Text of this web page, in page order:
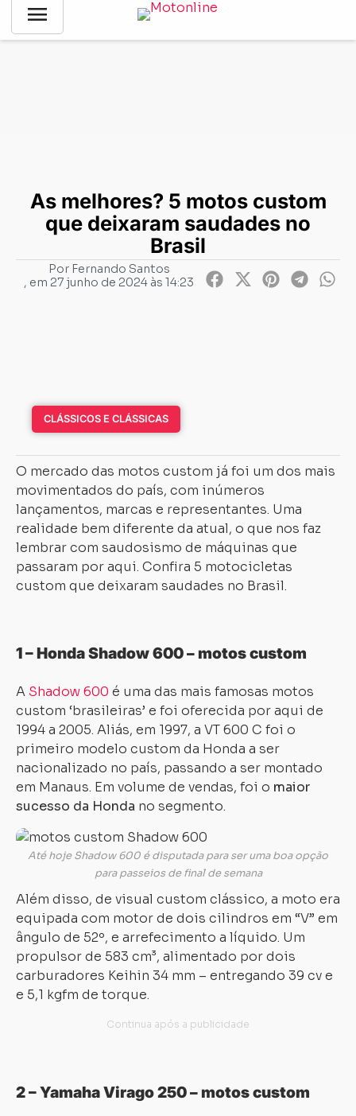
menu
Notícias Clássicos e clássicas -As melhores? 5 motos
As melhores? 5 motos custom
que deixaram saudades no
Brasil
PorFernando Santos
, em 27 junho de 2024 às 14:23
CLÁSSICOS E CLÁSSICAS
O mercado das motos custom já foi um dos mais
movimentados do país, com inúmeros
lançamentos, marcas e representantes. Uma
realidade bem diferente da atual, o que nos faz
lembrar com saudosismo de máquinas que
passaram por aqui. Confira 5 motocicletas
custom que deixaram saudades no Brasil.
1 – Honda Shadow 600 – motos custom
A Shadow 600 é uma das mais famosas motos
custom ‘brasileiras’ e foi oferecida por aqui de
1994 a 2005. Aliás, em 1997, a VT 600 C foi o
primeiro modelo custom da Honda a ser
nacionalizado no país, passando a ser montado
em Manaus. Em volume de vendas, foi o maior
sucesso da Honda no segmento.
Até hoje Shadow 600 é disputada para ser uma boa opção
para passeios de final de semana
Além disso, de visual custom clássico, a moto era
equipada com motor de dois cilindros em “V” em
ângulo de 52º, e arrefecimento a líquido. Um
propulsor de 583 cm³, alimentado por dois
carburadores Keihin 34 mm – entregando 39 cv e
e 5,1 kgfm de torque.
2 – Yamaha Virago 250 – motos custom